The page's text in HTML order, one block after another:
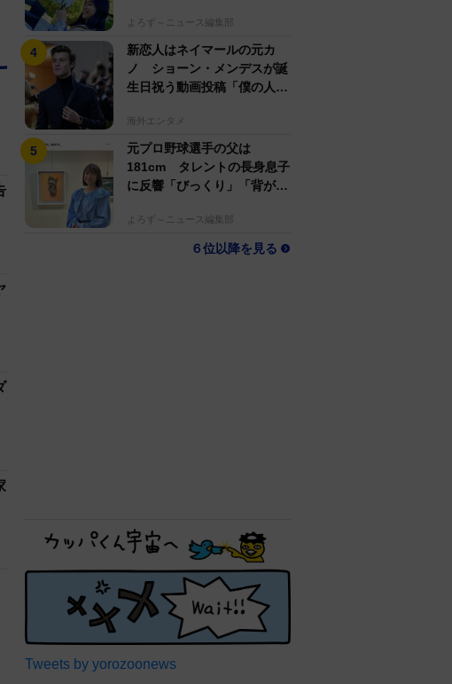
よろず～ニュース編集部
新恋人はネイマールの元カ
ノ ショーン・メンデスが誕
生日祝う動画投稿「僕の人生
海外エンタメ
元プロ野球選手の父は
181cm タレントの長身息子
に反響「びっくり」「背が高
よろず～ニュース編集部
６位以降を見る
Tweets by yorozoonews